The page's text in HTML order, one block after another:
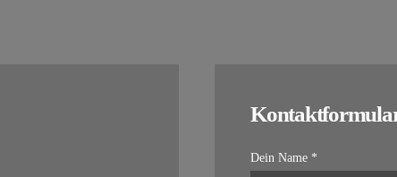
Dein Name *